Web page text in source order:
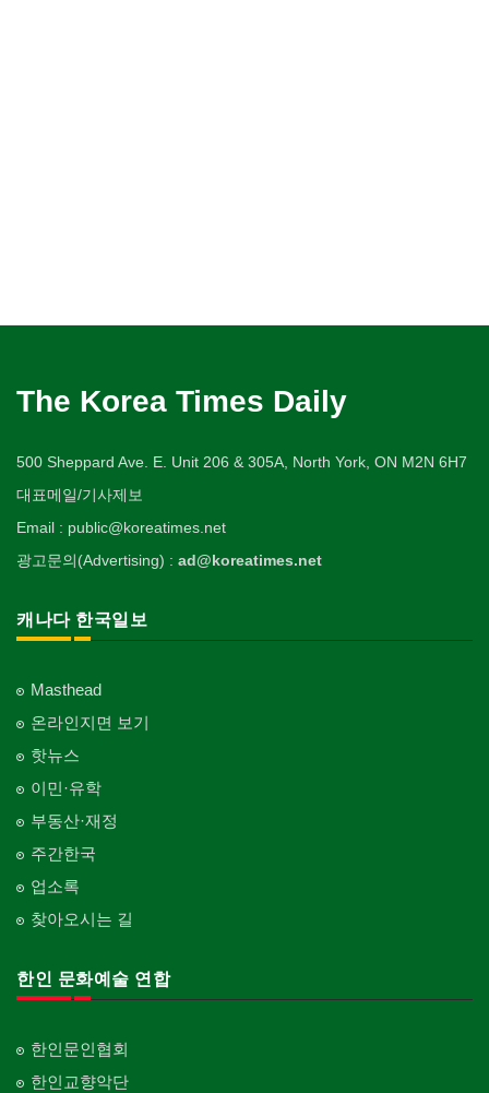
The Korea Times Daily
500 Sheppard Ave. E. Unit 206 & 305A, North York, ON M2N 6H7
대표메일/기사제보
Email : public@koreatimes.net
광고문의(Advertising) : ad@koreatimes.net
캐나다 한국일보
Masthead
온라인지면 보기
핫뉴스
이민·유학
부동산·재정
주간한국
업소록
찾아오시는 길
한인 문화예술 연합
한인문인협회
한인교향악단